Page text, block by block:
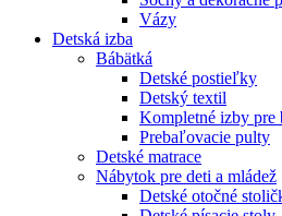
Vázy
Detská izba
Bábätká
Detské postieľky
Detský textil
Kompletné izby pre
Prebaľovacie pulty
Detské matrace
Nábytok pre deti a mládež
Detské otočné